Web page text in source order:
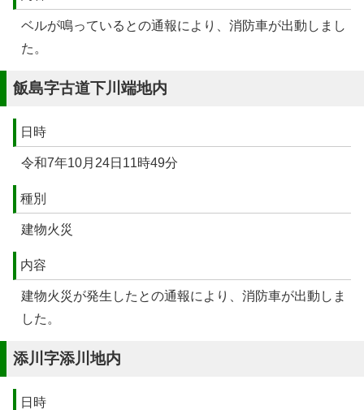
ベルが鳴っているとの通報により、消防車が出動しまし
た。
飯島字古道下川端地内
日時
令和7年10月24日11時49分
種別
建物火災
内容
建物火災が発生したとの通報により、消防車が出動しま
した。
添川字添川地内
日時